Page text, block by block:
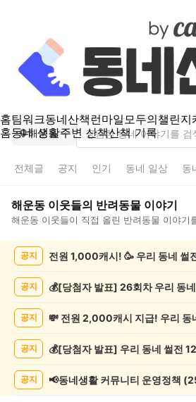
홈팀워크동네산책런마일모두의챌린지
홈동네 생활주변 산책산책 기록
해운동
전체글 공지 인기 동네 일상 동
해운동 이웃들의 반려동물 이야기
해운동 이웃들이 직접 올린 반려동물 이야기
록
공지 전원 1,000캐시! 🥳 우리 동네 썰
공지
공지
공지
공지 📢동네생활 커뮤니티 운영정책